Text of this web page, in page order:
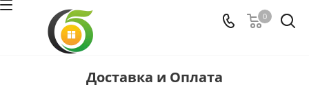
0
Доставка и Оплата